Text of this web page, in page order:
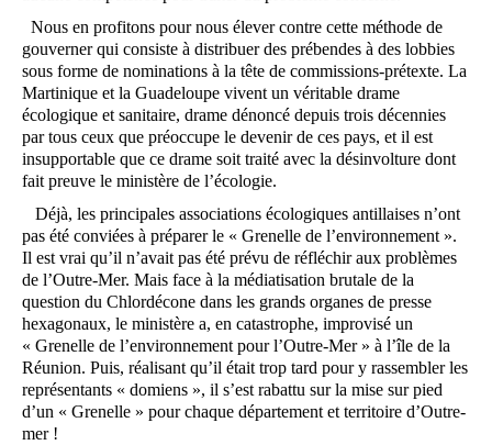
Nous en profitons pour nous élever contre cette méthode de
gouverner qui consiste à distribuer des prébendes à des lobbies
sous forme de nominations à la tête de commissions-prétexte. La
Martinique et la Guadeloupe vivent un véritable drame
écologique et sanitaire, drame dénoncé depuis trois décennies
par tous ceux que préoccupe le devenir de ces pays, et il est
insupportable que ce drame soit traité avec la désinvolture dont
fait preuve le ministère de l’écologie.
Déjà, les principales associations écologiques antillaises n’ont
pas été conviées à préparer le « Grenelle de l’environnement ».
Il est vrai qu’il n’avait pas été prévu de réfléchir aux problèmes
de l’Outre-Mer. Mais face à la médiatisation brutale de la
question du Chlordécone dans les grands organes de presse
hexagonaux, le ministère a, en catastrophe, improvisé un
« Grenelle de l’environnement pour l’Outre-Mer » à l’île de la
Réunion. Puis, réalisant qu’il était trop tard pour y rassembler les
représentants « domiens », il s’est rabattu sur la mise sur pied
d’un « Grenelle » pour chaque département et territoire d’Outre-
mer !